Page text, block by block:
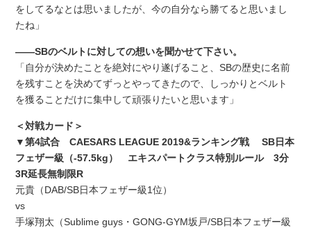
をしてるなとは思いましたが、今の自分なら勝てると思いまし
たね」
――SBのベルトに対しての想いを聞かせて下さい。
「自分が決めたことを絶対にやり遂げること、SBの歴史に名前
を残すことを決めてずっとやってきたので、しっかりとベルト
を獲ることだけに集中して頑張りたいと思います」
＜対戦カード＞
▼第4試合 CAESARS LEAGUE 2019&ランキング戦 SB日本
フェザー級（-57.5kg） エキスパートクラス特別ルール 3分
3R延長無制限R
元貴（DAB/SB日本フェザー級1位）
vs
手塚翔太（Sublime guys・GONG-GYM坂戸/SB日本フェザー級